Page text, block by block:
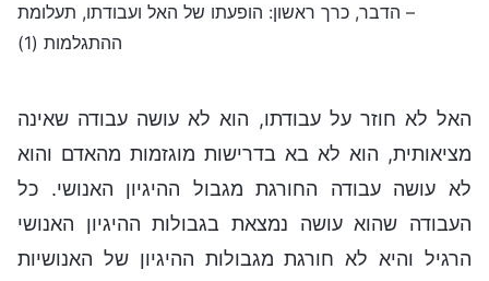
– הדבר, כרך ראשון: הופעתו של האל ועבודתו, תעלומת
ההתגלמות (1)
האל לא חוזר על עבודתו, הוא לא עושה עבודה שאינה
מציאותית, הוא לא בא בדרישות מוגזמות מהאדם והוא
לא עושה עבודה החורגת מגבול ההיגיון האנושי. כל
העבודה שהוא עושה נמצאת בגבולות ההיגיון האנושי
הרגיל והיא לא חורגת מגבולות ההיגיון של האנושיות